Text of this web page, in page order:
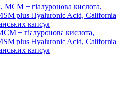
+ гіалуронова кислота,
plus Hyaluronic Acid, California
капсул